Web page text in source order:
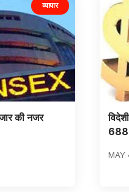
व्यापार
की नजर
MAY